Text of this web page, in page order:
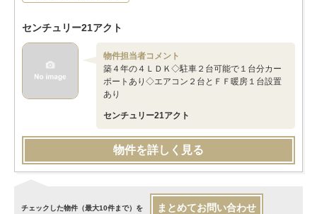
センチュリー21アクト
物件担当者コメント
築４年の４ＬＤＫ◇駐車２台可能で１台分カー
ポートあり◇エアコン２台とＦＦ暖房１台設置
あり
センチュリー21アクト
物件を詳しく見る
チェックした物件（最大10件まで）を まとめてお問い合わせ